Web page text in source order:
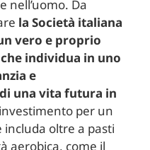
nell’uomo. Da
la Società italiana
vero e proprio
individua in uno
e
di una vita futura in
per un
includa oltre a pasti
aerobica, come il